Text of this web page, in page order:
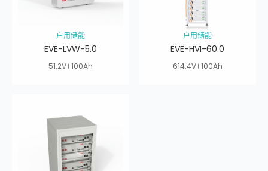
户用储能
EVE-LVW-5.0
51.2V 100Ah
户用储能
EVE-HVI-60.0
614.4V 100Ah